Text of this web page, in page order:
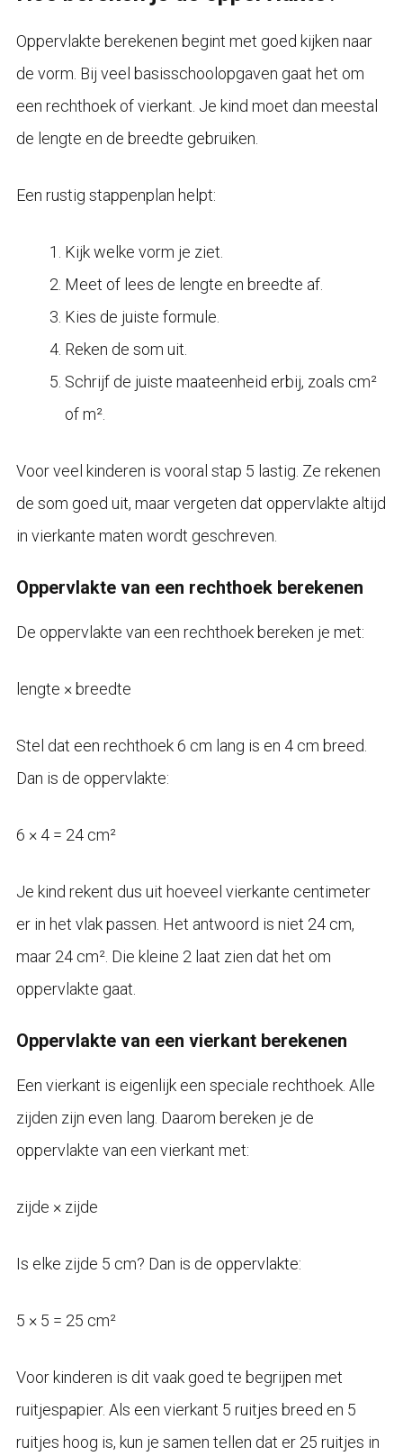
Oppervlakte berekenen begint met goed kijken naar
de vorm. Bij veel basisschoolopgaven gaat het om
een rechthoek of vierkant. Je kind moet dan meestal
de lengte en de breedte gebruiken.
Een rustig stappenplan helpt:
Kijk welke vorm je ziet.
Meet of lees de lengte en breedte af.
Kies de juiste formule.
Reken de som uit.
Schrijf de juiste maateenheid erbij, zoals cm²
of m².
Voor veel kinderen is vooral stap 5 lastig. Ze rekenen
de som goed uit, maar vergeten dat oppervlakte altijd
in vierkante maten wordt geschreven.
Oppervlakte van een rechthoek berekenen
De oppervlakte van een rechthoek bereken je met:
lengte × breedte
Stel dat een rechthoek 6 cm lang is en 4 cm breed.
Dan is de oppervlakte:
6 × 4 = 24 cm²
Je kind rekent dus uit hoeveel vierkante centimeter
er in het vlak passen. Het antwoord is niet 24 cm,
maar 24 cm². Die kleine 2 laat zien dat het om
oppervlakte gaat.
Oppervlakte van een vierkant berekenen
Een vierkant is eigenlijk een speciale rechthoek. Alle
zijden zijn even lang. Daarom bereken je de
oppervlakte van een vierkant met:
zijde × zijde
Is elke zijde 5 cm? Dan is de oppervlakte:
5 × 5 = 25 cm²
Voor kinderen is dit vaak goed te begrijpen met
ruitjespapier. Als een vierkant 5 ruitjes breed en 5
ruitjes hoog is, kun je samen tellen dat er 25 ruitjes in